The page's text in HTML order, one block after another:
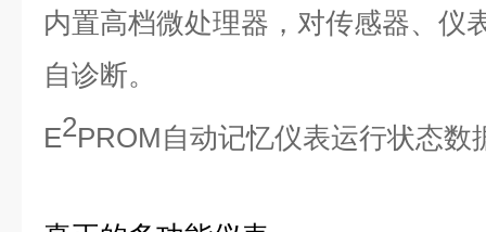
内置高档微处理器，对传感器、仪
自诊断。
E2PROM自动记忆仪表运行状态数